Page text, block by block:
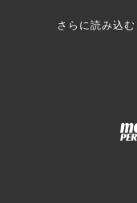
さらに読み込む